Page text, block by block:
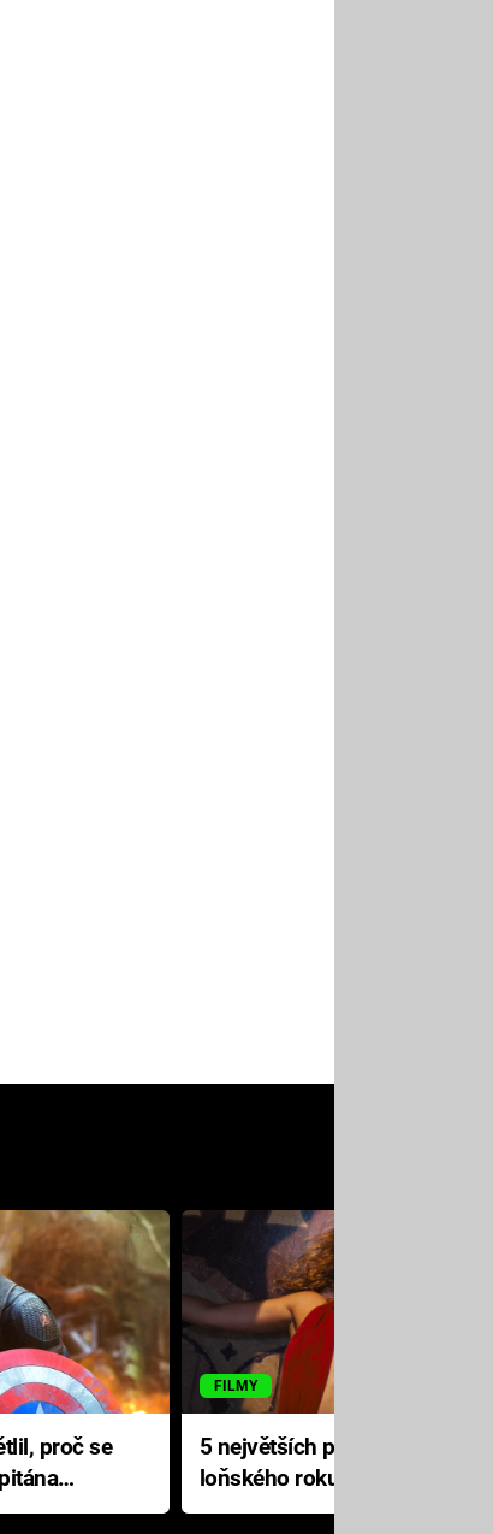
proč se
FILMY
5 největších propadáků
loňského roku: Disney na
jediné katastrofě prodělal 200